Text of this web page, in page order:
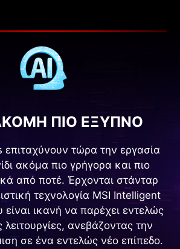
ΠΙΟ ΕΞΥΠΝΟ
τώρα την εργασία
ακόμα πιο γρήγορα και πιο
από ποτέ. Έρχονται στάνταρ
τεχνολογία MSI Intelligent
ικανή να παρέχει εντελώς
λειτουργίες, ανεβάζοντας την
σε ένα εντελώς νέο επίπεδο.